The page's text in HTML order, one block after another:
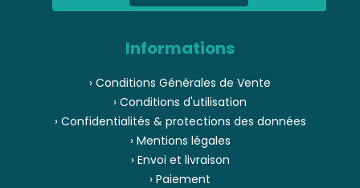
Informations
› Conditions Générales de Vente
› Conditions d'utilisation
› Confidentialités & protections des données
› Mentions légales
› Envoi et livraison
› Paiement